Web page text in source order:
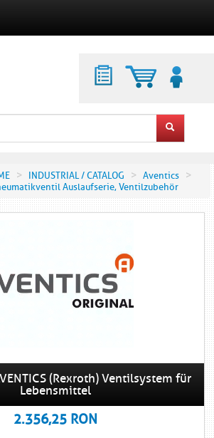
> INDUSTRIAL / CATALOG > Aventics >
Auslaufserie, Ventilzubehör
(Rexroth) Ventilsystem für
Lebensmittel
2.356,25 RON